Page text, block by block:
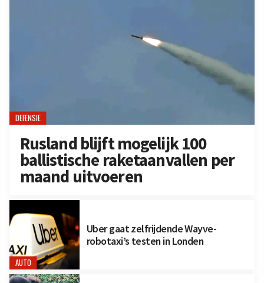
DEFENSIE
Rusland blijft mogelijk 100
ballistische raketaanvallen per
maand uitvoeren
AUTO
Uber gaat zelfrijdende Wayve-
robotaxi’s testen in Londen